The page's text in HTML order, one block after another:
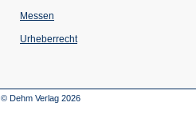
Messen
Urheberrecht
© Dehm Verlag 2026